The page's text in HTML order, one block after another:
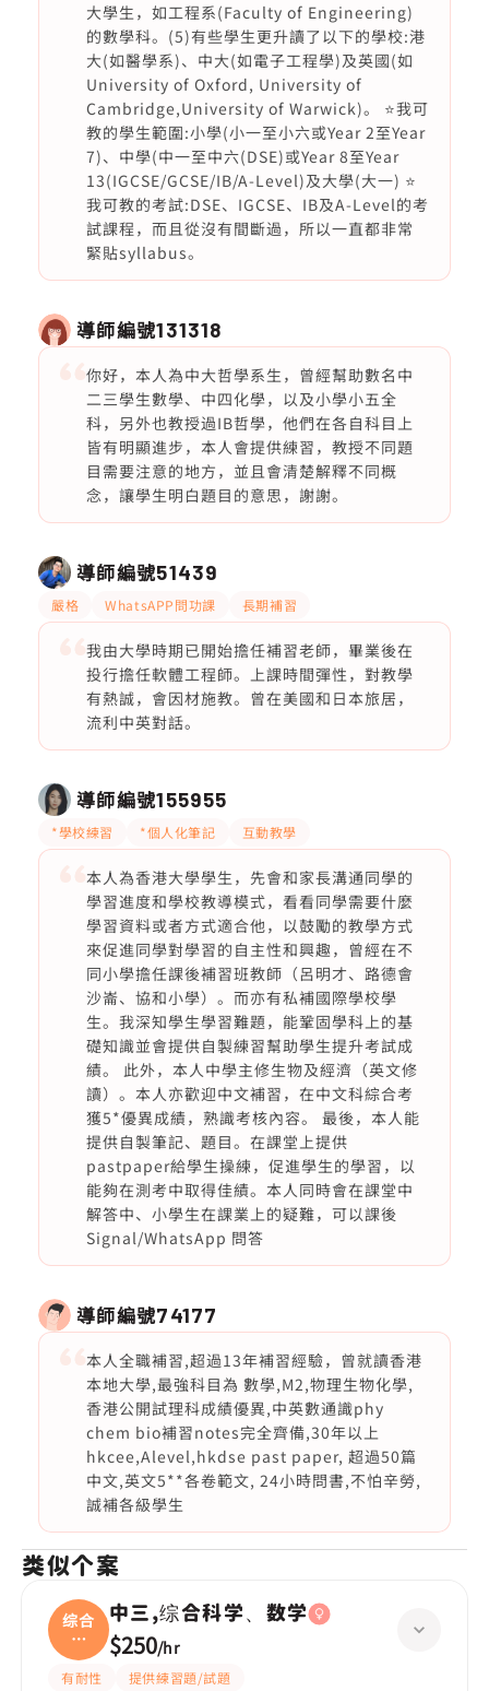
大學生，如工程系(Faculty of Engineering)
的數學科。(5)有些學生更升讀了以下的學校:港
大(如醫學系)、中大(如電子工程學)及英國(如
University of Oxford, University of
Cambridge,University of Warwick)。 ⭐️我可
教的學生範圍:小學(小一至小六或Year 2至Year
7)、中學(中一至中六(DSE)或Year 8至Year
13(IGCSE/GCSE/IB/A-Level)及大學(大一) ⭐️
我可教的考試:DSE、IGCSE、IB及A-Level的考
試課程，而且從沒有間斷過，所以一直都非常
緊貼syllabus。
導師編號131318
你好，本人為中大哲學系生，曾經幫助數名中
二三學生數學、中四化學，以及小學小五全
科，另外也教授過IB哲學，他們在各自科目上
皆有明顯進步，本人會提供練習，教授不同題
目需要注意的地方，並且會清楚解釋不同概
念，讓學生明白題目的意思，謝謝。
導師編號51439
嚴格 WhatsAPP問功課 長期補習
我由大學時期已開始擔任補習老師，畢業後在
投行擔任軟體工程師。上課時間彈性，對教學
有熱誠，會因材施教。曾在美國和日本旅居，
流利中英對話。
導師編號155955
*學校練習 *個人化筆記 互動教學
本人為香港大學學生，先會和家長溝通同學的
學習進度和學校教導模式，看看同學需要什麼
學習資料或者方式適合他，以鼓勵的教學方式
來促進同學對學習的自主性和興趣，曾經在不
同小學擔任課後補習班教師（呂明才、路德會
沙崙、協和小學）。而亦有私補國際學校學
生。我深知學生學習難題，能鞏固學科上的基
礎知識並會提供自製練習幫助學生提升考試成
績。 此外，本人中學主修生物及經濟（英文修
讀）。本人亦歡迎中文補習，在中文科綜合考
獲5*優異成績，熟識考核內容。 最後，本人能
提供自製筆記、題目。在課堂上提供
pastpaper給學生操練，促進學生的學習，以
能夠在測考中取得佳績。本人同時會在課堂中
解答中、小學生在課業上的疑難，可以課後
Signal/WhatsApp 問答
導師編號74177
本人全職補習,超過13年補習經驗，曾就讀香港
本地大學,最強科目為 數學,M2,物理生物化學,
香港公開試理科成績優異,中英數通識phy
chem bio補習notes完全齊備,30年以上
hkcee,Alevel,hkdse past paper, 超過50篇
中文,英文5**各卷範文, 24小時問書,不怕辛勞,
誠補各級學生
类似个案
综合
科
学、
中三,综合科学、数学
$250/hr
有耐性 提供練習題/試題